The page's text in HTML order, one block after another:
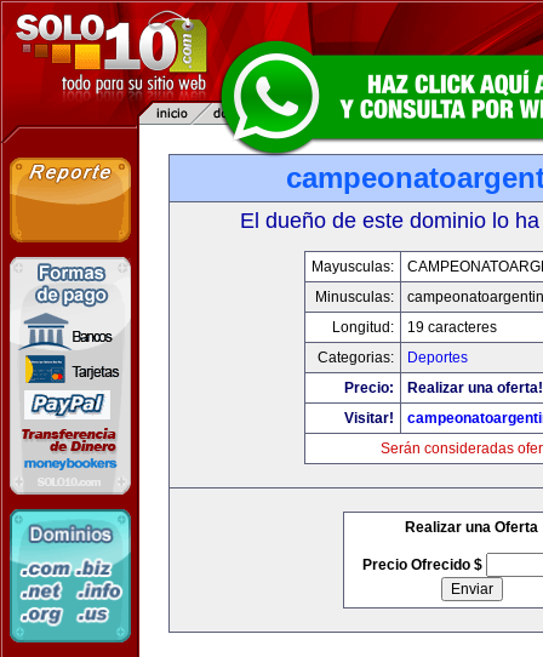
El dueño de este dominio lo
Mayusculas:
Minusculas:
Longitud:
19 caracteres
Categorias:
Deportes
Precio:
Realizar una oferta!
Visitar!
Serán consideradas
Realizar una Oferta
Precio Ofrecido $